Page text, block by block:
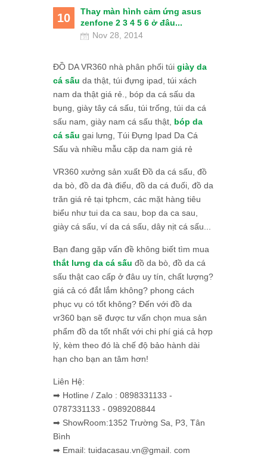
10
Thay màn hình cảm ứng asus
zenfone 2 3 4 5 6 ở đâu...
Nov 28, 2014
ĐỒ DA VR360 nhà phân phối túi giày da
cá sấu da thật, túi đựng ipad, túi xách
nam da thật giá rẻ., bóp da cá sấu da
bụng, giày tây cá sấu, túi trống, túi da cá
sấu nam, giày nam cá sấu thật, bóp da
cá sấu gai lưng, Túi Đựng Ipad Da Cá
Sấu và nhiều mẫu cặp da nam giá rẻ
VR360 xưởng sản xuất Đồ da cá sấu, đồ
da bò, đồ da đà điểu, đồ da cá đuối, đồ da
trăn giá rẻ tại tphcm, các mặt hàng tiêu
biểu như tui da ca sau, bop da ca sau,
giày cá sấu, ví da cá sấu, dây nịt cá sấu...
Bạn đang gặp vấn đề không biết tìm mua
thắt lưng da cá sấu đồ da bò, đồ da cá
sấu thật cao cấp ở đâu uy tín, chất lượng?
giá cả có đắt lắm không? phong cách
phục vụ có tốt không? Đến với đồ da
vr360 bạn sẽ được tư vấn chọn mua sản
phẩm đồ da tốt nhất với chi phí giá cả hợp
lý, kèm theo đó là chế độ bảo hành dài
hạn cho bạn an tâm hơn!
Liên Hệ:
➡ Hotline / Zalo : 0898331133 -
0787331133 - 0989208844
➡ ShowRoom:1352 Trường Sa, P3, Tân
Bình
➡ Email: tuidacasau.vn@gmail. com